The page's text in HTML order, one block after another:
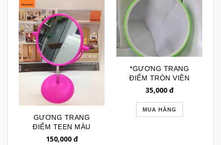
GƯƠNG TRANG
ĐIỂM TEEN MÀU
HỒNG 098
150,000đ
*GƯƠNG TRANG
ĐIỂM TRÒN VIỀN
NHỰA GTD154
35,000đ
MUA HÀNG